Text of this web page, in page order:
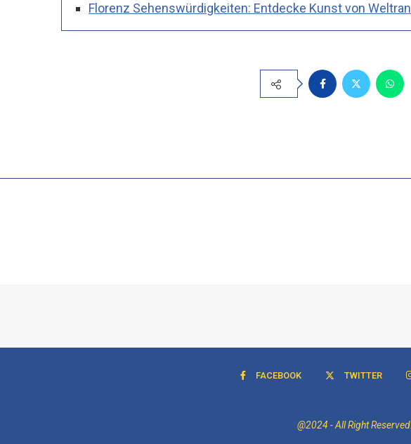
Florenz Sehenswürdigkeiten: Entdecke Kunst von
FACEBOOK TWITTER
@2024 - All Right